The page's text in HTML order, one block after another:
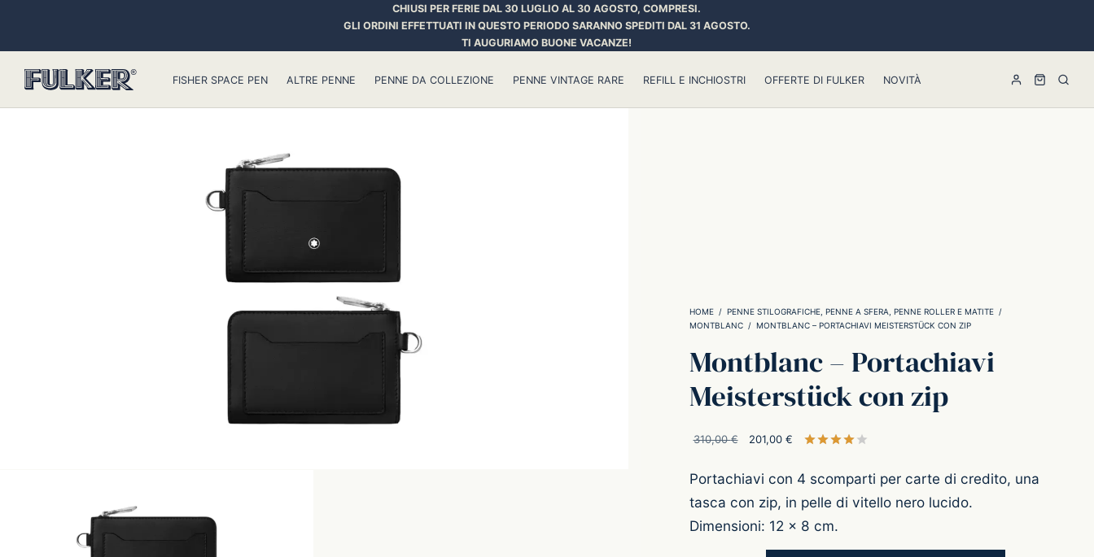
CHIUSI PER FERIE DAL 30 LUGLIO AL 30 AGOSTO, COMPRESI.
GLI ORDINI EFFETTUATI IN QUESTO PERIODO SARANNO SPEDITI DAL 31 AGOSTO.
TI AUGURIAMO BUONE VACANZE!
FISHER SPACE PEN ALTRE PENNE PENNE DA COLLEZIONE PENNE VINTAGE RARE REFILL E INCHIOSTRI OFFERTE DI FULKER NOVITÀ
HOME / PENNE STILOGRAFICHE, PENNE A SFERA, PENNE ROLLER E MATITE
/
MONTBLANC
/ MONTBLANC – PORTACHIAVI MEISTERSTÜCK CON ZIP
Montblanc – Portachiavi
Meisterstück con zip
310,00€
Il prezzo
era:
310,00 €.
201,00 €
Il prezzo
201,00 €.
Portachiavi con 4 scomparti per carte di credito, una
tasca con zip, in pelle di vitello nero lucido.
Dimensioni: 12 x 8 cm.